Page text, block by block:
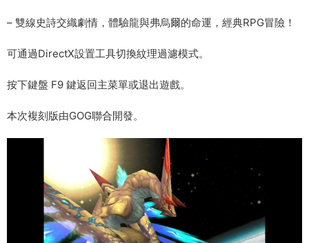
– 雙線史詩交織劇情，體驗龍與弗烏爾的命運，經典RPG冒險！
可通過DirectX設置工具切換紋理過濾模式。
按下鍵盤 F9 鍵返回主菜單或退出遊戲。
本次複刻版由GOG聯合開發。